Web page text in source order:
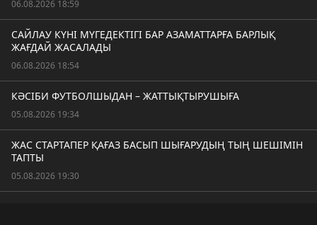
06.08.2026 18:59
САЙЛАУ КҮНІ МҮГЕДЕКТІГІ БАР АЗАМАТТАРҒА БАРЛЫҚ
ЖАҒДАЙ ЖАСАЛАДЫ
06.08.2026 18:54
КӘСІБИ ФУТБОЛШЫДАН – ЖАТТЫҚТЫРУШЫҒА
05.08.2026 19:34
ЖАС СТАРТАПЕР ҚАҒАЗ БАСЫП ШЫҒАРУДЫҢ ТЫҢ ШЕШІМІН
ТАПТЫ
05.08.2026 19:30